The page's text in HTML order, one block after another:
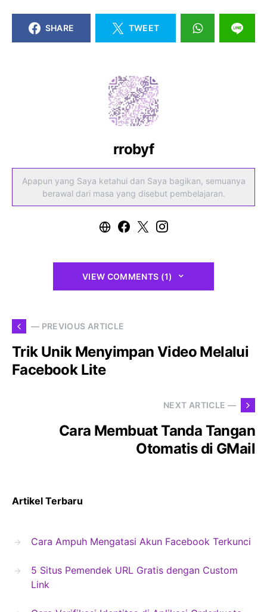
SHARE TWEET
rrobyf
Apapun yang Saya ketahui dan Saya bagikan, semuanya
berawal dari masa yang disebut pembelajaran.
VIEW COMMENTS (1)
— PREVIOUS ARTICLE
Trik Unik Menyimpan Video Melalui
Facebook Lite
NEXT ARTICLE —
Cara Membuat Tanda Tangan
Otomatis di GMail
Artikel Terbaru
Cara Ampuh Mengatasi Akun Facebook Terkunci
5 Situs Pemendek URL Gratis dengan Custom
Link